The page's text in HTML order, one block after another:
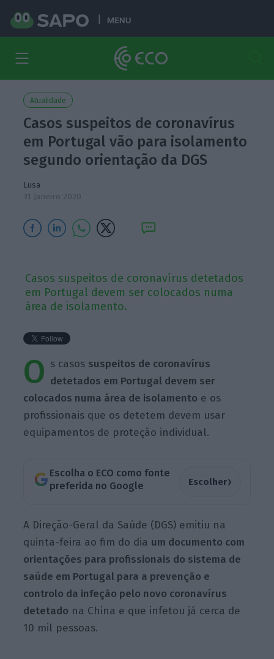
MENU
Atualidade
Casos suspeitos de coronavírus
em Portugal vão para isolamento
segundo orientação da DGS
Lusa
31 Janeiro 2020
Casos suspeitos de coronavírus detetados
em Portugal devem ser colocados numa
área de isolamento.
O s casos suspeitos de coronavírus
detetados em Portugal devem ser
colocados numa área de isolamento e os
profissionais que os detetem devem usar
equipamentos de proteção individual.
Escolha o ECO como fonte
preferida no Google
Escolher›
A Direção-Geral da Saúde (DGS) emitiu na
quinta-feira ao fim do dia um documento com
orientações para profissionais do sistema de
saúde em Portugal para a prevenção e
controlo da infeção pelo novo coronavírus
detetado na China e que infetou já cerca de
10 mil pessoas.